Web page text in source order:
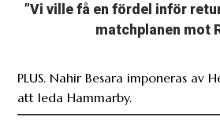
”Vi ville få en fördel inför
matchplanen mot
PLUS. Nahir Besara imponeras av
att leda Hammarby.